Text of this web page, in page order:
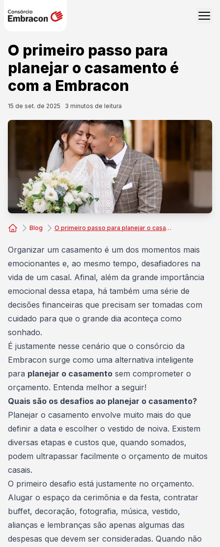
O primeiro passo para
planejar o casamento é
com a Embracon
15 de set. de 2025 3 minutos de leitura
Blog O primeiro passo para planejar o casamento é com a Embracon
Organizar um casamento é um dos momentos mais
emocionantes e, ao mesmo tempo, desafiadores na
vida de um casal. Afinal, além da grande importância
emocional dessa etapa, há também uma série de
decisões financeiras que precisam ser tomadas com
cuidado para que o grande dia aconteça como
sonhado.
É justamente nesse cenário que o consórcio da
Embracon surge como uma alternativa inteligente
para planejar o casamento sem comprometer o
orçamento. Entenda melhor a seguir!
Quais são os desafios ao planejar o casamento?
Planejar o casamento envolve muito mais do que
definir a data e escolher o vestido de noiva. Existem
diversas etapas e custos que, quando somados,
podem ultrapassar facilmente o orçamento de muitos
casais.
O primeiro desafio está justamente no orçamento.
Alugar o espaço da cerimônia e da festa, contratar
buffet, decoração, fotografia, música, vestido,
alianças e lembranças são apenas algumas das
despesas que devem ser consideradas. Quando não